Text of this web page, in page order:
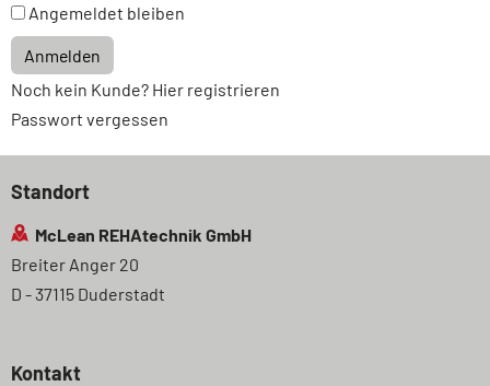
Angemeldet bleiben
Anmelden
Noch kein Kunde? Hier registrieren
Passwort vergessen
Standort
McLean REHAtechnik GmbH
Breiter Anger 20
D - 37115 Duderstadt
Kontakt